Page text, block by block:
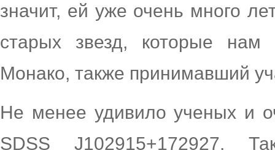
значит, ей уже очень много
старых звезд, которые
Монако, также принимавший
Не менее удивило ученых и
SDSS J102915+172927.